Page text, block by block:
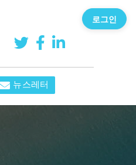
뉴스레터
로그인